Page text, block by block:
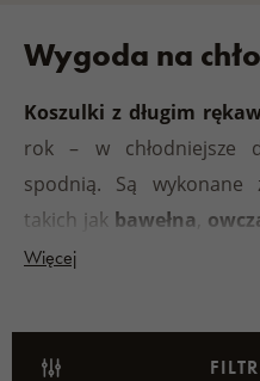
Wygoda na
Koszulki z długim
rok – w chłodniejsze
spodnią. Są wykonane
takich jak bawełna
Są miękkie, oddychające
ich komfort termiczny i
Więcej